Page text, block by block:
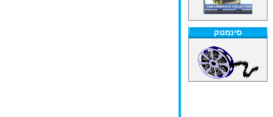
סינמטק